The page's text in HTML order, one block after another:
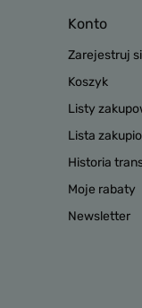
Konto
Zarejestruj
Koszyk
Listy
Lista
Historia
Moje rabaty
Newsletter